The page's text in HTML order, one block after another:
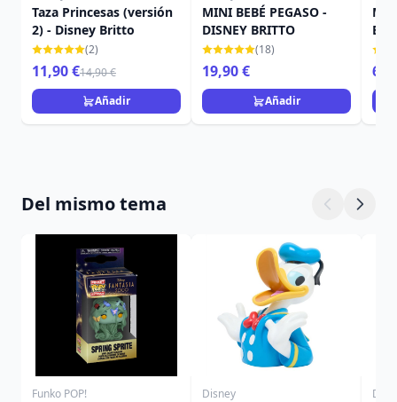
Taza Princesas (versión
2) - Disney Britto
(2)
11,90 €14,90 €
Añadir
MINI BEBÉ PEGASO -
DISNEY BRITTO
(18)
19,90 €
Añadir
Del mismo tema
Funko POP! Disney